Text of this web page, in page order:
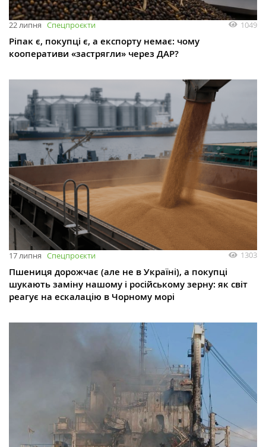
22 липня Спецпроєкти 1049
Ріпак є, покупці є, а експорту немає: чому
кооперативи «застрягли» через ДАР?
17 липня Спецпроєкти 1303
Пшениця дорожчає (але не в Україні), а покупці
шукають заміну нашому і російському зерну: як світ
реагує на ескалацію в Чорному морі